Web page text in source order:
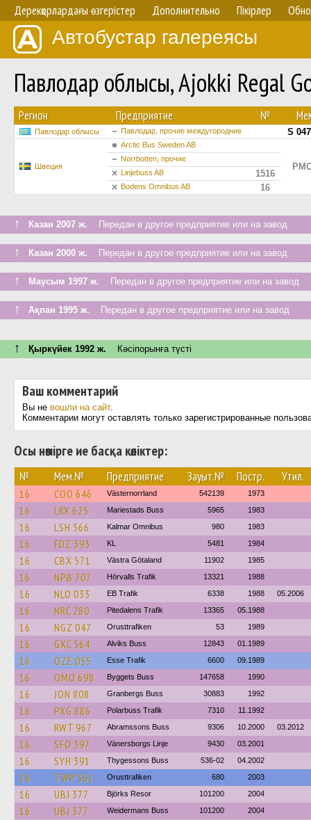
Дерекқорлардағы өзгерістер Дополнительно Пікірлер
Автобустар галереясы
Павлодар облысы, Ajokki Regal
Регион Предприятие №
Павлодар облысы Павлодар, прочие междугородние S
Швеция
Arctic Bus Sweden AB
Norrbotten, прочие
Linjebuss AB
1516
Bodens Omnibus AB 16
↑ Казан 2007 ж. Передан в другое предприятие или на завод
↑ Казан 2000 ж. Передан в другое предприятие или на завод
↑ Маусым 1997 ж. Передан в другое предприятие или на завод
↑ Ақпан 1995 ж. Передан в другое предприятие или на завод
↑ Қыркүйек 1992 ж. Кәсіпорынға түсті
Ваш комментарий
Вы не вошли на сайт.
Комментарии могут оставлять только зарегистрированные
Осы нөмірге ие басқа көліктер:
№ Мем.№ Предприятие Зауыт.№ Постр. Утил.
16 COO 646 Västernorrland 542139 1973
16 LRX 625 Mariestads Buss 5965 1983
16 LSH 566 Kalmar Omnibus 980 1983
16 FDZ 393 KL 5481 1984
16 CBX 571 Västra Götaland 11902 1985
16 NPB 707 Hörvalls Trafik 13321 1988
16 NLO 033 EB Trafik 6338 1988 05.2006
16 NRC 280 Pitedalens Trafik 13365 05.1988
16 NGZ 047 Orusttrafiken 53 1989
16 GXC 564 Alviks Buss 12843 01.1989
16 OZE 055 Esse Trafik 6600 09.1989
16 OMO 698 Byggets Buss 147658 1990
16 JON 808 Granbergs Buss 30883 1992
16 PXG 886 Polarbuss Trafik 7310 11.1992
16 RWT 967 Abramssons Buss 9306 10.2000 03.2012
16 SFO 397 Vänersborgs Linje 9430 03.2001
16 SYH 391 Thygessons Buss 536-02 04.2002
16 TWP 361 Orusttrafiken 680 2003
16 UBJ 377 Björks Resor 101200 2004
16 UBJ 377 Weidermans Buss 101200 2004